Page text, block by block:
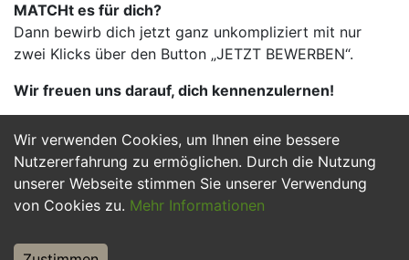
Wir verwenden Cookies, um Ihnen eine bessere
Nutzererfahrung zu ermöglichen. Durch die Nutzung
unserer Webseite stimmen Sie unserer Verwendung
von Cookies zu. Mehr Informationen
MATCHt es für dich?
Dann bewirb dich jetzt ganz unkompliziert mit nur
zwei Klicks über den Button „JETZT BEWERBEN“.
Wir freuen uns darauf, dich kennenzulernen!
Jetzt Bewerben